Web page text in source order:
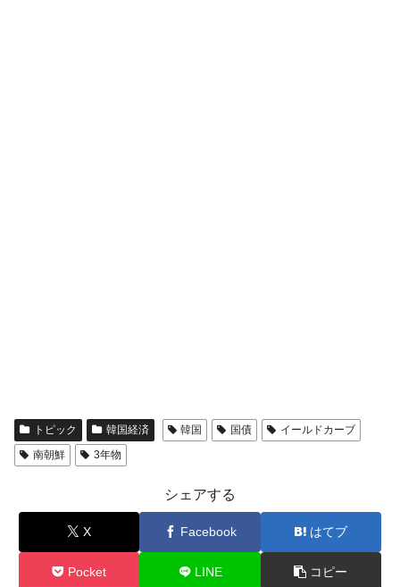
トピック 韓国経済 韓国 国債
イールドカーブ
南朝鮮
3年物
シェアする
X Facebook はてブ
Pocket LINE コピー